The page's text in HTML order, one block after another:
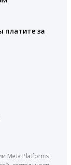
платите за
Meta Platforms